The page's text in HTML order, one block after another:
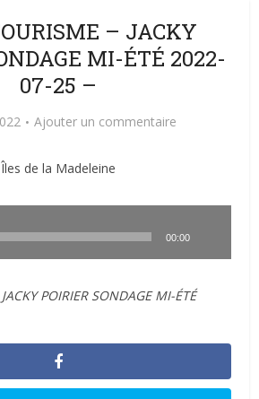
– JACKY
MI-ÉTÉ 2022-
07-25 –
Ajouter un commentaire
Îles de la Madeleine
00:00
POIRIER SONDAGE MI-ÉTÉ